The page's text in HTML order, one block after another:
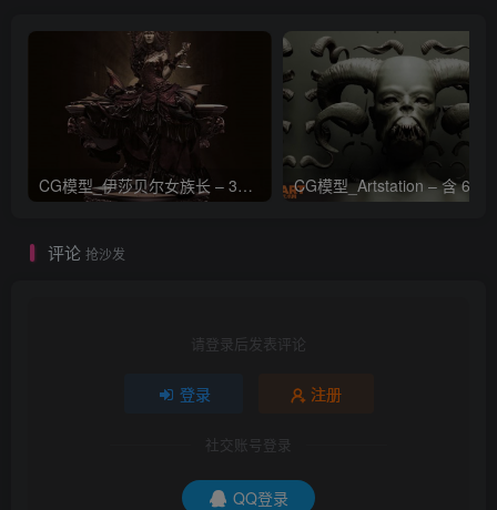
CG模型_伊莎贝尔女族长 – 3D 模型_CGART_模型下载
评论 抢沙发
请登录后发表评论
登录 注册
社交账号登录
QQ登录